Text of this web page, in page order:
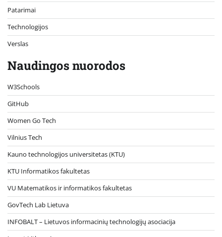
Patarimai
Technologijos
Verslas
Naudingos nuorodos
W3Schools
GitHub
Women Go Tech
Vilnius Tech
Kauno technologijos universitetas (KTU)
KTU Informatikos fakultetas
VU Matematikos ir informatikos fakultetas
GovTech Lab Lietuva
INFOBALT – Lietuvos informacinių technologijų asociacija